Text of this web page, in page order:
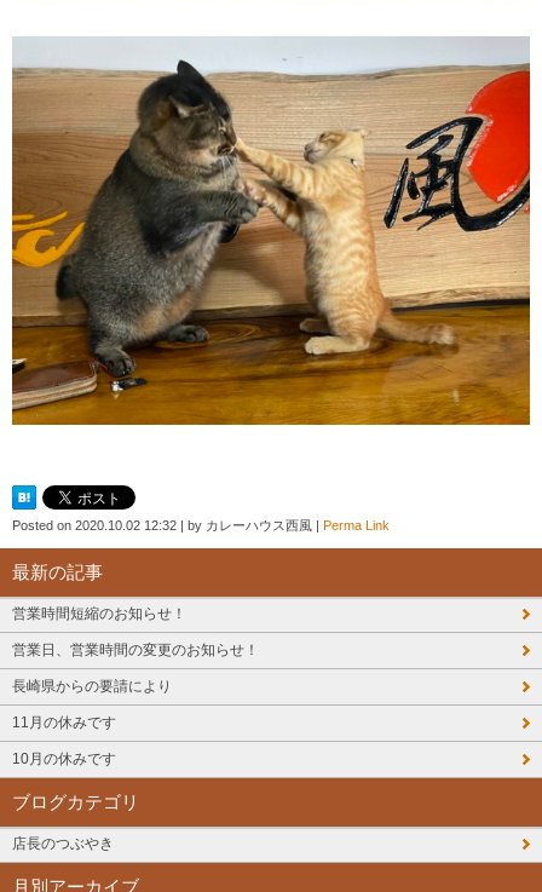
Posted on 2020.10.02 12:32 by カレーハウス西風 Perma Link
最新の記事
営業時間短縮のお知らせ！
営業日、営業時間の変更のお知らせ！
長崎県からの要請により
11月の休みです
10月の休みです
ブログカテゴリ
店長のつぶやき
月別アーカイブ